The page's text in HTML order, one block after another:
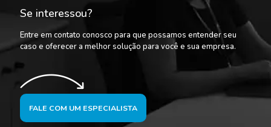
Se interessou?
Entre em contato conosco para que possamos entender seu
caso e oferecer a melhor solução para você e sua empresa.
FALE COM UM ESPECIALISTA